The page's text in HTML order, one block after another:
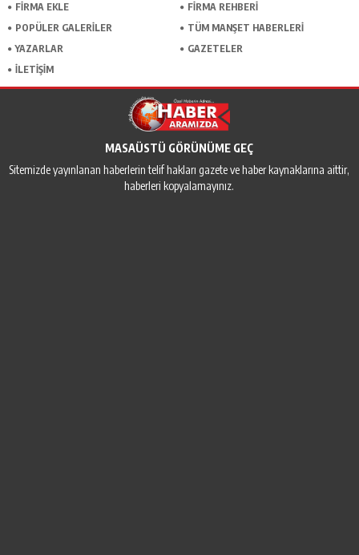
FİRMA EKLE
FİRMA REHBERİ
POPÜLER GALERİLER
TÜM MANŞET HABERLERİ
YAZARLAR
GAZETELER
İLETİŞİM
MASAÜSTÜ GÖRÜNÜME GEÇ
Sitemizde yayınlanan haberlerin telif hakları gazete ve haber kaynaklarına aittir,
haberleri kopyalamayınız.